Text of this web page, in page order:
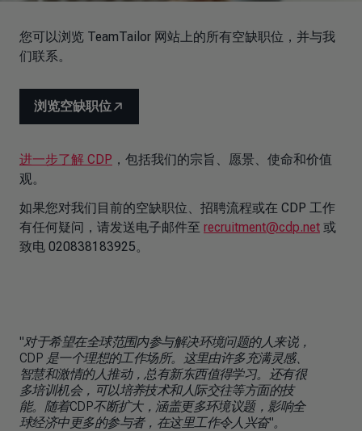
您可以浏览 TeamTailor 网站上的所有空缺职位，并与我
们联系。
浏览空缺职位
进一步了解 CDP ，包括我们的宗旨、愿景、使命和价值
观。
如果您对我们目前的空缺职位、招聘流程或在 CDP 工作
有任何疑问，请发送电子邮件至 recruitment@cdp.net 或
致电 020838183925。
"对于希望在全球范围内参与解决环境问题的人来说，
CDP 是一个理想的工作场所。这里由许多充满灵感、
智慧和激情的人推动，总有新东西值得学习。还有很
多培训机会，可以培养技术和人际交往等方面的技
能。随着CDP不断扩大，涵盖更多环境议题，影响全
球经济中更多的参与者，在这里工作令人兴奋"。